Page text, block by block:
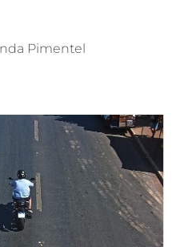
Pimentel